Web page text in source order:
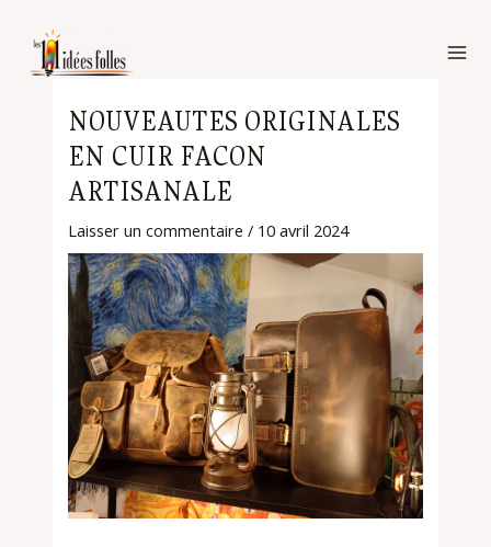
contenu
NOUVEAUTES ORIGINALES
EN CUIR FACON
ARTISANALE
Laisser un commentaire / 10 avril 2024
Navigation
l’article